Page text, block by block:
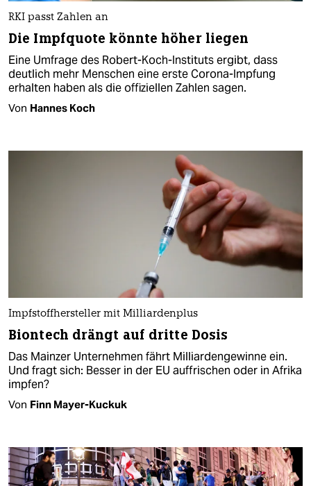
RKI passt Zahlen an
Die Impfquote könnte höher liegen
Eine Umfrage des Robert-Koch-Instituts ergibt, dass
deutlich mehr Menschen eine erste Corona-Impfung
erhalten haben als die offiziellen Zahlen sagen.
Von Hannes Koch
Impfstoffhersteller mit Milliardenplus
Biontech drängt auf dritte Dosis
Das Mainzer Unternehmen fährt Milliardengewinne ein.
Und fragt sich: Besser in der EU auffrischen oder in Afrika
impfen?
Von Finn Mayer-Kuckuk